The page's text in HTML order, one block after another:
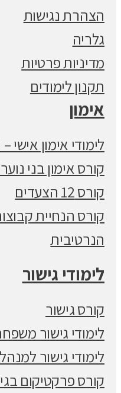
הצהרת נגישות
גלריה
מדיניות פרטיות
תקנון לימודים
אימון
לימודי אימון
קורס אימון בני
קורס 12 הצעדים
קורס הנחיית
הנרטיבית
לימודי גישור
קורס גישור
לימודי גישור
לימודי גישור
קורס פרקטיקום